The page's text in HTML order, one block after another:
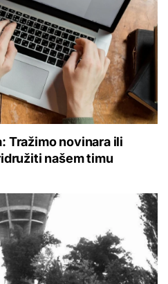
Tražimo novinara ili
našem timu